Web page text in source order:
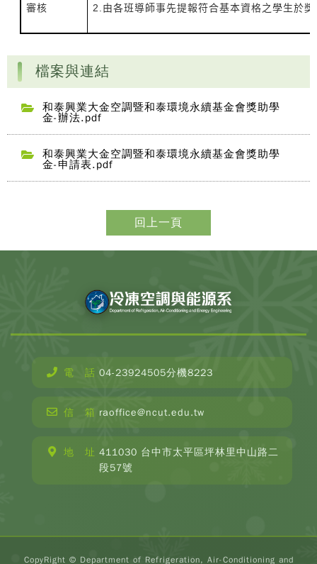
審核
2.由各班導師事先提報符合基本資格之學生於
檔案與連結
和泰興業大金空調暨和泰環境永續基金會獎助學
金-辦法.pdf
和泰興業大金空調暨和泰環境永續基金會獎助學
金-申請表.pdf
回上一頁
電 話 04-23924505分機8223
信 箱 raoffice@ncut.edu.tw
地 址 411030 台中市太平區坪林里中山路二
段57號
CopyRight © Department of Refrigeration, Air-Conditioning and